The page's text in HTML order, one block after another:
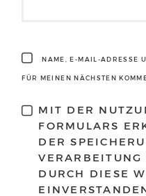
NAME, E-MAIL-ADRESSE
FÜR MEINEN NÄCHSTEN
MIT DER
FORMULARS
DER
DURCH DIESE